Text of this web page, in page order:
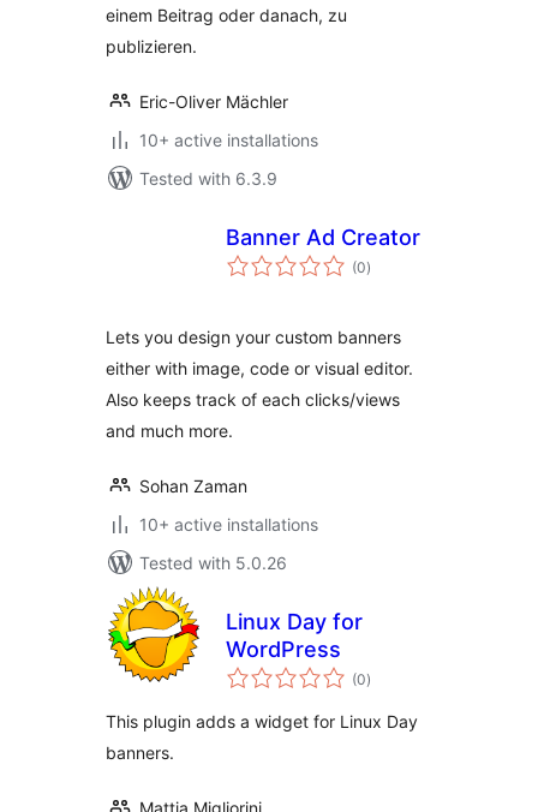
einem Beitrag oder danach, zu
publizieren.
Eric-Oliver Mächler
10+ active installations
Tested with 6.3.9
Banner Ad Creator
(0total
ratings
)
Lets you design your custom banners
either with image, code or visual editor.
Also keeps track of each clicks/views
and much more.
Sohan Zaman
10+ active installations
Tested with 5.0.26
Linux Day for
WordPress
(0total
ratings
)
This plugin adds a widget for Linux Day
banners.
Mattia Migliorini